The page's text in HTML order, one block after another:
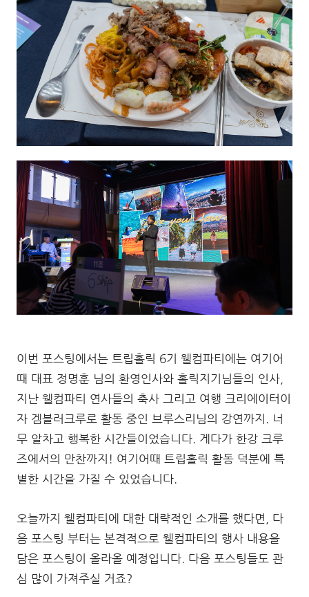
이번 포스팅에서는 트립홀릭 6기 웰컴파티에는 여기어
때 대표 정명훈 님의 환영인사와 홀릭지기님들의 인사,
지난 웰컴파티 연사들의 축사 그리고 여행 크리에이터이
자 겜블러크루로 활동 중인 브루스리님의 강연까지. 너
무 알차고 행복한 시간들이었습니다. 게다가 한강 크루
즈에서의 만찬까지! 여기어때 트립홀릭 활동 덕분에 특
별한 시간을 가질 수 있었습니다.
오늘까지 웰컴파티에 대한 대략적인 소개를 했다면, 다
음 포스팅 부터는 본격적으로 웰컴파티의 행사 내용을
담은 포스팅이 올라올 예정입니다. 다음 포스팅들도 관
심 많이 가져주실 거죠?